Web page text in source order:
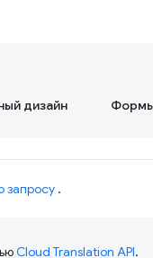
дизайн
запросу .
Cloud Translation API.